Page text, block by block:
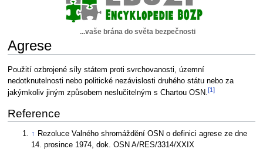
...vaše brána do světa bezpečnosti
Agrese
Skočit
na
navigaci
Skočit
na
vyhledávání
Použití ozbrojené síly státem proti svrchovanosti, územní
nedotknutelnosti nebo politické nezávislosti druhého státu nebo za
jakýmkoliv jiným způsobem neslučitelným s Chartou OSN.[1]
Reference
↑ Rezoluce Valného shromáždění OSN o definici agrese ze dne
14. prosince 1974, dok. OSN A/RES/3314/XXIX